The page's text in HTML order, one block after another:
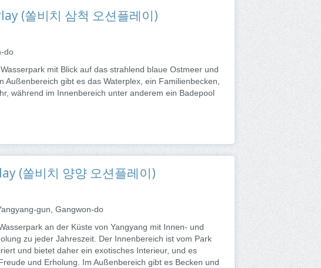
(쏠비치 삼척 오션플레이)
do
mit Blick auf das strahlend blaue Ostmeer und
gibt es das Waterplex, ein Familienbecken,
während im Innenbereich unter anderem ein Badepool
(쏠비치 양양 오션플레이)
gun, Gangwon-do
an der Küste von Yangyang mit Innen- und
zu jeder Jahreszeit. Der Innenbereich ist vom Park
und bietet daher ein exotisches Interieur, und es
und Erholung. Im Außenbereich gibt es Becken und